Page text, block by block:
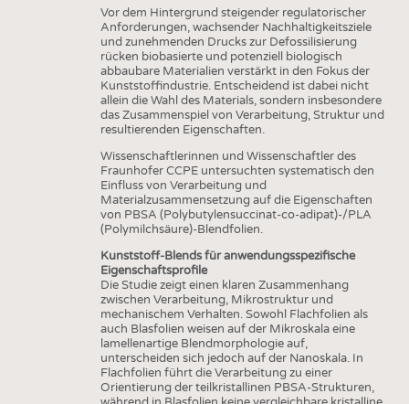
TEXTILMASCHINENBAU
NACHHALTIGKEIT
KREISLAUFWIRTSCHAFT
TECHNISCHE TEXTILIEN
SMART TEXTILES
HAUS- UND HEIMTEXTILIEN
Vor dem Hintergrund steigender regulatorischer
Anforderungen, wachsender Nachhaltigkeitsziele
und zunehmenden Drucks zur Defossilisierung
rücken biobasierte und potenziell biologisch
abbaubare Materialien verstärkt in den Fokus der
Kunststoffindustrie. Entscheidend ist dabei nicht
allein die Wahl des Materials, sondern insbesondere
das Zusammenspiel von Verarbeitung, Struktur und
resultierenden Eigenschaften.
Wissenschaftlerinnen und Wissenschaftler des
Fraunhofer CCPE untersuchten systematisch den
Einfluss von Verarbeitung und
Materialzusammensetzung auf die Eigenschaften
von PBSA (Polybutylensuccinat-co-adipat)-/PLA
(Polymilchsäure)-Blendfolien.
Kunststoff-Blends für anwendungsspezifische
Eigenschaftsprofile
Die Studie zeigt einen klaren Zusammenhang
zwischen Verarbeitung, Mikrostruktur und
mechanischem Verhalten. Sowohl Flachfolien als
auch Blasfolien weisen auf der Mikroskala eine
lamellenartige Blendmorphologie auf,
unterscheiden sich jedoch auf der Nanoskala. In
Flachfolien führt die Verarbeitung zu einer
Orientierung der teilkristallinen PBSA-Strukturen,